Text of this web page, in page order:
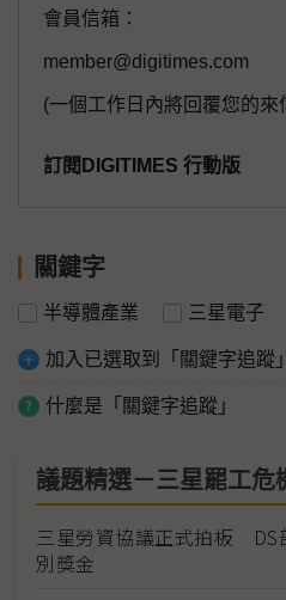
會員信箱：
member@digitimes.com
(一個工作日內將回覆您的來
訂閱DIGITIMES 行動版
關鍵字
半導體產業 三星電子
加入已選取到「關鍵字追蹤」
什麼是「關鍵字追蹤」
議題精選－三星罷工危
三星勞資協議正式拍板 DS
別獎金